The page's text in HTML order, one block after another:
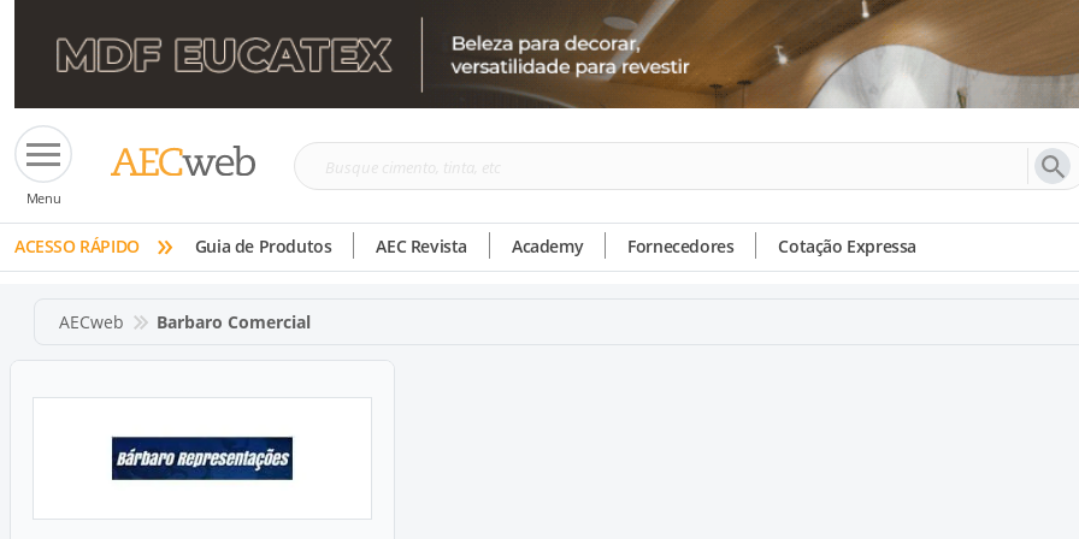
Menu
Busque
tinta,
etc
ACESSO RÁPIDO » Guia de Produtos AEC Revista Academy Fornecedores Cotação Expressa
AECweb Barbaro Comercial